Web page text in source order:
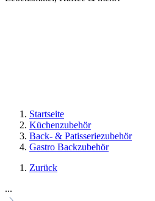
Startseite
Küchenzubehör
Back- & Patisseriezubehör
Gastro Backzubehör
Zurück
...